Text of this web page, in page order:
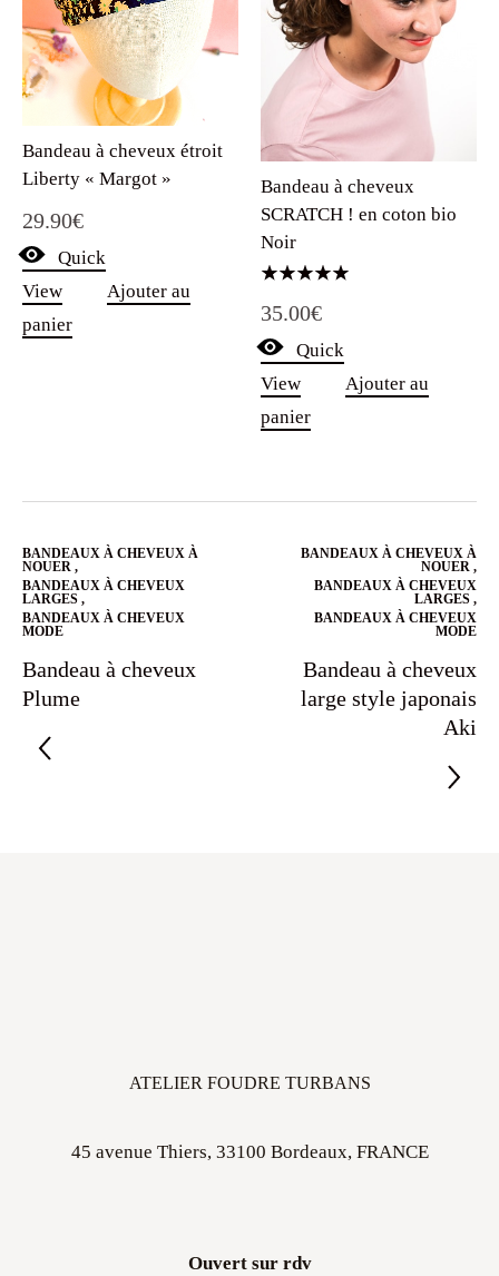
Bandeau à cheveux étroit
Liberty « Margot »
29.90€
Quick
View
Ajouter au
panier
Bandeau à cheveux
SCRATCH ! en coton bio
Noir
5.00
sur 5
35.00€
Quick
View
Ajouter au
panier
BANDEAUX À CHEVEUX À
NOUER ,
BANDEAUX À CHEVEUX
LARGES ,
BANDEAUX À CHEVEUX
MODE
Bandeau à cheveux
Plume
BANDEAUX À CHEVEUX À
NOUER ,
BANDEAUX À CHEVEUX
LARGES ,
BANDEAUX À CHEVEUX
MODE
Bandeau à cheveux
large style japonais
Aki
ATELIER FOUDRE TURBANS
45 avenue Thiers, 33100 Bordeaux, FRANCE
Ouvert sur rdv